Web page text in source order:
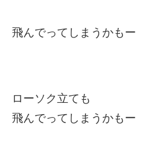
飛んでってしまうかもー
ローソク立ても
飛んでってしまうかもー